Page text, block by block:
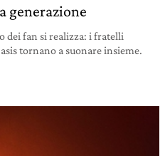
generazione
dei fan si realizza: i fratelli
tornano a suonare insieme.